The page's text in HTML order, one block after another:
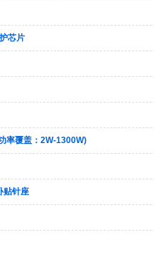
芯片
率覆盖：2W-1300W)
贴针座